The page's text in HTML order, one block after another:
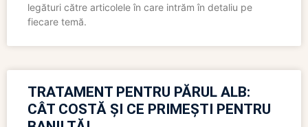
legături către articolele în care intrăm în detaliu pe
fiecare temă.
TRATAMENT PENTRU PĂRUL ALB:
CÂT COSTĂ ȘI CE PRIMEȘTI PENTRU